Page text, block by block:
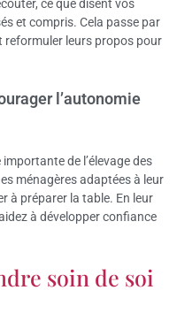
ce que disent vos
et compris. Cela passe par
reformuler leurs propos pour
l’autonomie
de l’élevage des
ménagères adaptées à leur
à préparer la table. En leur
à développer confiance
soin de soi